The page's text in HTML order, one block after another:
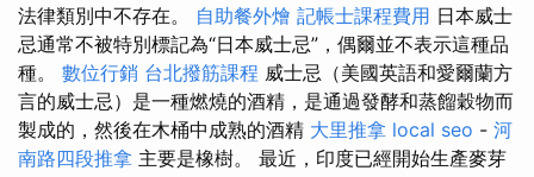
法律類別中不存在。 自助餐外燴 記帳士課程費用 日本威士
忌通常不被特別標記為“日本威士忌”，偶爾並不表示這種品
種。 數位行銷 台北撥筋課程 威士忌（美國英語和愛爾蘭方
言的威士忌）是一種燃燒的酒精，是通過發酵和蒸餾穀物而
製成的，然後在木桶中成熟的酒精 大里推拿 local seo - 河
南路四段推拿 主要是橡樹。 最近，印度已經開始生產麥芽